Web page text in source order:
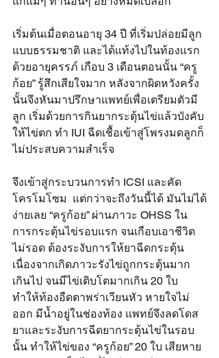
เริ่มต้นเมื่อตอนอายุ 34 ปี ที่เริ่มปล่อยมีลูก
แบบธรรมชาติ และได้แท้งไปในท้องแรก
ด้วยอายุครรภ์ เกือบ 3 เดือนตอนนั้น “ครู
ก้อย” รู้สึกเสียใจมาก หลังจากผิดหวังครั้ง
นั้นจึงหันมาปรึกษาแพทย์เพื่อเตรียมตัวมี
ลูก เริ่มด้วยการกินยากระตุ้นไข่แล้วบังคับ
ให้ไข่ตก ทำ IUI ฉีดเชื้อเข้าสู่โพรงมดลูกก็
ไม่ประสบความสำเร็จ
จึงเข้าสู่กระบวนการทำ ICSI และคัด
โครโมโซม  แต่กว่าจะถึงวันนี้ได้ มันไม่ได้
ง่ายเลย “ครูก้อย” ผ่านภาวะ OHSS ใน
การกระตุ้นไข่รอบแรก จนเกือบเอาชีวิต
ไม่รอด ต้องระงับการให้ยาฉีดกระตุ้น
เนื่องจากเกิดภาวะรังไข่ถูกกระตุ้นมาก
เกินไป จนมีไข่เติบโตมากเกิน 20 ใบ
ทำให้ท้องอืดตาพร่าเวียนหัว หายใจไม่
ออก มีน้ำอยู่ในช่องท้อง แพทย์จึงลดโดส
ยาและระงับการฉีดยากระตุ้นไข่ในรอบ
นั้น ทำให้ไข่ของ “ครูก้อย” 20 ใบ เสียหาย